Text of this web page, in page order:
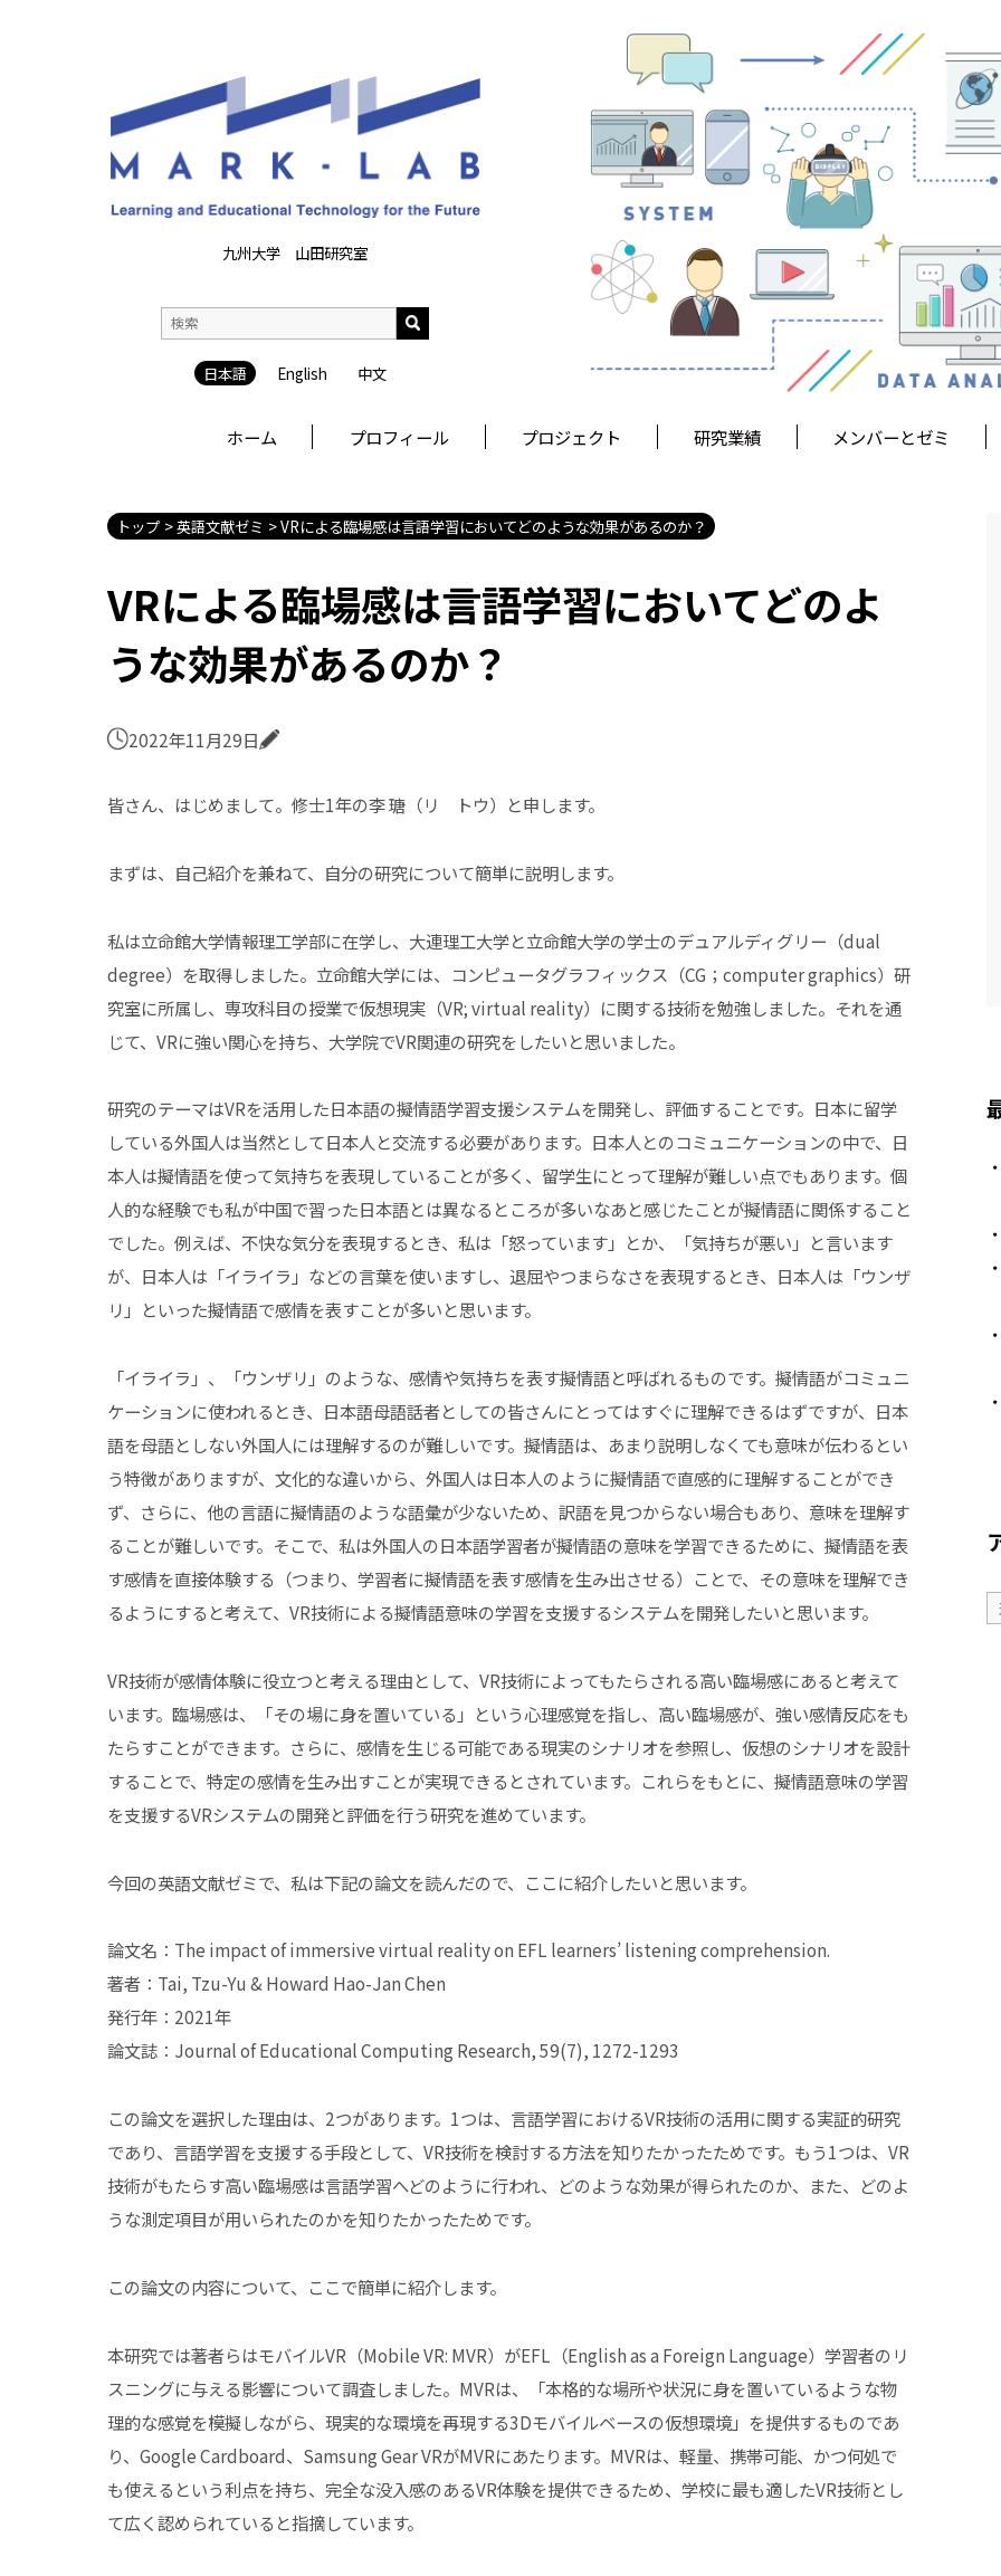
九州大学 山田研究室
日本語 English 中文
ホーム プロフィール プロジェクト 研究業績 メンバーとゼミ
トップ 英語文献ゼミ VRによる臨場感は言語学習においてどのような効果があるのか？
VRによる臨場感は言語学習においてどのよ
うな効果があるのか？
2022年11月29日
皆さん、はじめまして。修士1年の李 瑭（リ トウ）と申します。
まずは、自己紹介を兼ねて、自分の研究について簡単に説明します。
私は立命館大学情報理工学部に在学し、大連理工大学と立命館大学の学士のデュアルディグリー（dual
degree）を取得しました。立命館大学には、コンピュータグラフィックス（CG；computer graphics）研
究室に所属し、専攻科目の授業で仮想現実（VR; virtual reality）に関する技術を勉強しました。それを通
じて、VRに強い関心を持ち、大学院でVR関連の研究をしたいと思いました。
研究のテーマはVRを活用した日本語の擬情語学習支援システムを開発し、評価することです。日本に留学
している外国人は当然として日本人と交流する必要があります。日本人とのコミュニケーションの中で、日
本人は擬情語を使って気持ちを表現していることが多く、留学生にとって理解が難しい点でもあります。個
人的な経験でも私が中国で習った日本語とは異なるところが多いなあと感じたことが擬情語に関係すること
でした。例えば、不快な気分を表現するとき、私は「怒っています」とか、「気持ちが悪い」と言います
が、日本人は「イライラ」などの言葉を使いますし、退屈やつまらなさを表現するとき、日本人は「ウンザ
リ」といった擬情語で感情を表すことが多いと思います。
「イライラ」、「ウンザリ」のような、感情や気持ちを表す擬情語と呼ばれるものです。擬情語がコミュニ
ケーションに使われるとき、日本語母語話者としての皆さんにとってはすぐに理解できるはずですが、日本
語を母語としない外国人には理解するのが難しいです。擬情語は、あまり説明しなくても意味が伝わるとい
う特徴がありますが、文化的な違いから、外国人は日本人のように擬情語で直感的に理解することができ
ず、さらに、他の言語に擬情語のような語彙が少ないため、訳語を見つからない場合もあり、意味を理解す
ることが難しいです。そこで、私は外国人の日本語学習者が擬情語の意味を学習できるために、擬情語を表
す感情を直接体験する（つまり、学習者に擬情語を表す感情を生み出させる）ことで、その意味を理解でき
るようにすると考えて、VR技術による擬情語意味の学習を支援するシステムを開発したいと思います。
VR技術が感情体験に役立つと考える理由として、VR技術によってもたらされる高い臨場感にあると考えて
います。臨場感は、「その場に身を置いている」という心理感覚を指し、高い臨場感が、強い感情反応をも
たらすことができます。さらに、感情を生じる可能である現実のシナリオを参照し、仮想のシナリオを設計
することで、特定の感情を生み出すことが実現できるとされています。これらをもとに、擬情語意味の学習
を支援するVRシステムの開発と評価を行う研究を進めています。
今回の英語文献ゼミで、私は下記の論文を読んだので、ここに紹介したいと思います。
論文名：The impact of immersive virtual reality on EFL learners’ listening comprehension.
著者：Tai, Tzu-Yu & Howard Hao-Jan Chen
発行年：2021年
論文誌：Journal of Educational Computing Research, 59(7), 1272-1293
この論文を選択した理由は、2つがあります。1つは、言語学習におけるVR技術の活用に関する実証的研究
であり、言語学習を支援する手段として、VR技術を検討する方法を知りたかったためです。もう1つは、VR
技術がもたらす高い臨場感は言語学習へどのように行われ、どのような効果が得られたのか、また、どのよ
うな測定項目が用いられたのかを知りたかったためです。
この論文の内容について、ここで簡単に紹介します。
本研究では著者らはモバイルVR（Mobile VR: MVR）がEFL（English as a Foreign Language）学習者のリ
スニングに与える影響について調査しました。MVRは、「本格的な場所や状況に身を置いているような物
理的な感覚を模擬しながら、現実的な環境を再現する3Dモバイルベースの仮想環境」を提供するものであ
り、Google Cardboard、Samsung Gear VRがMVRにあたります。MVRは、軽量、携帯可能、かつ何処で
も使えるという利点を持ち、完全な没入感のあるVR体験を提供できるため、学校に最も適したVR技術とし
て広く認められていると指摘しています。